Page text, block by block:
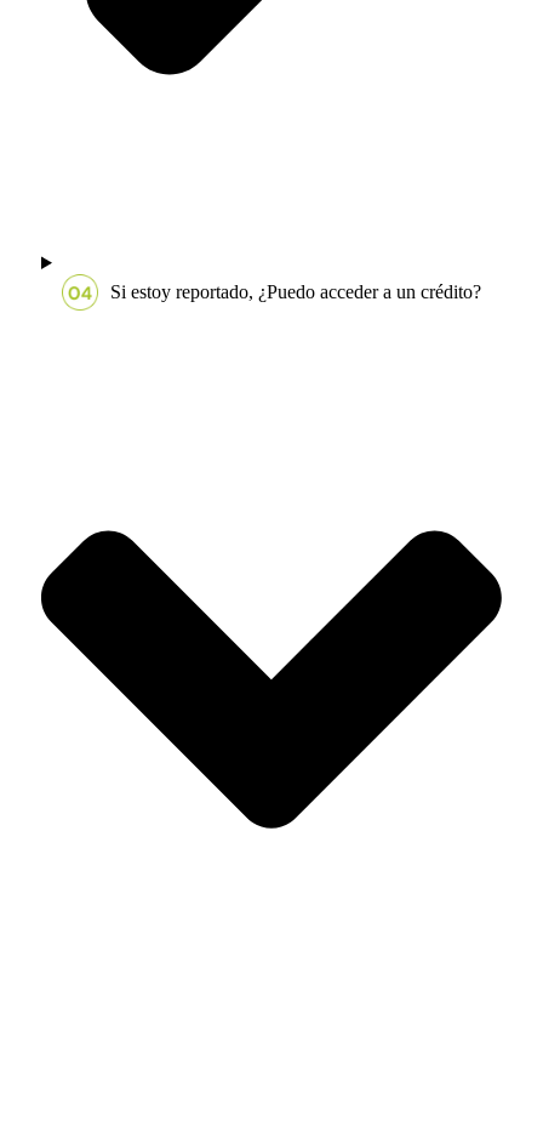
Si estoy reportado, ¿Puedo acceder a un crédito?